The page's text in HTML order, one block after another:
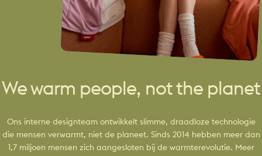
We warm people, not the planet
Ons interne designteam ontwikkelt slimme, draadloze technologie
die mensen verwarmt, niet de planeet. Sinds 2014 hebben meer dan
1,7 miljoen mensen zich aangesloten bij de warmterevolutie. Meer